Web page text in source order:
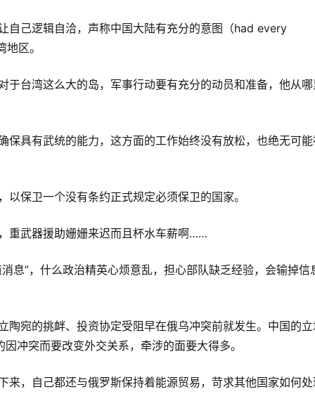
区。
以保卫一个没有条约正式规定必须保卫的国家。
重武器援助姗姗来迟而且杯水车薪啊……
冲突而要改变外交关系，牵涉的面要大得多。